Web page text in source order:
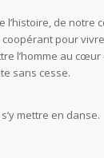
de notre
pour
l’homme au
sans cesse.
mettre en danse.